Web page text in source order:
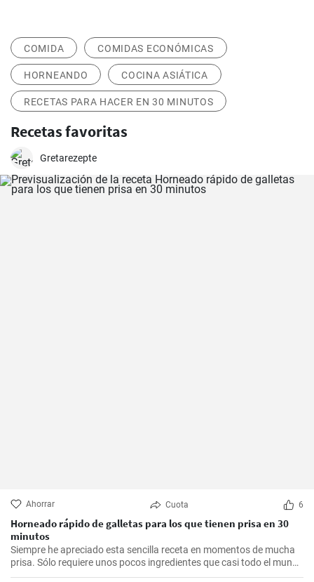
COMIDA COMIDAS ECONÓMICAS
HORNEANDO COCINA ASIÁTICA
RECETAS PARA HACER EN 30 MINUTOS
Recetas favoritas
Gretarezepte
Ahorrar Cuota 6
Horneado rápido de galletas para los que tienen prisa en 30
minutos
Siempre he apreciado esta sencilla receta en momentos de mucha
prisa. Sólo requiere unos pocos ingredientes que casi todo el mundo
tiene en casa, y en apenas 30 minutos puedes estar disfrutando de